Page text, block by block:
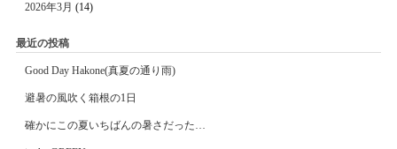
2026年3月 (14)
最近の投稿
Good Day Hakone(真夏の通り雨)
避暑の風吹く箱根の1日
確かにこの夏いちばんの暑さだった…